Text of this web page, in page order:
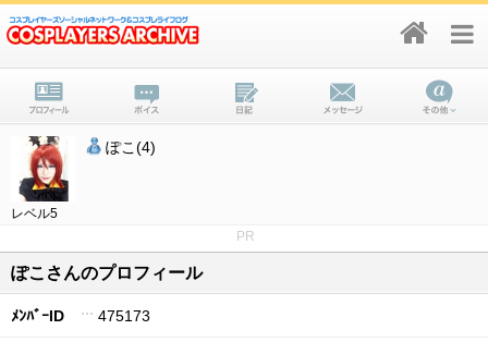
レベル5
ぽこ(4)
PR
ぽこさんのプロフィール
ﾒﾝﾊﾞｰID 475173